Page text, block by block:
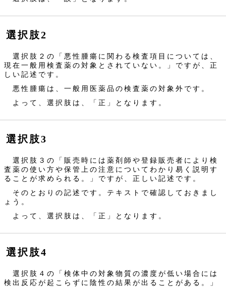
選択肢2
選択肢２の「悪性腫瘍に関わる検査項目については、
現在一般用検査薬の対象とされていない。」ですが、正
しい記述です。
悪性腫瘍は、一般用医薬品の検査薬の対象外です。
よって、選択肢は、「正」となります。
選択肢3
選択肢３の「販売時には薬剤師や登録販売者により検
査薬の使い方や保管上の注意についてわかり易く説明す
ることが求められる。」ですが、正しい記述です。
そのとおりの記述です。テキストで確認しておきまし
ょう。
よって、選択肢は、「正」となります。
選択肢4
選択肢４の「検体中の対象物質の濃度が低い場合には
検出反応が起こらずに陰性の結果が出ることがある。」